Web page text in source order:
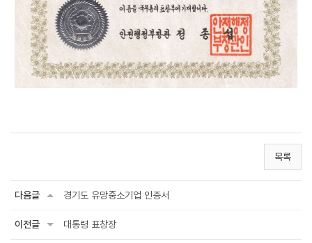
목록
다음글 경기도 유망중소기업 인증서
이전글 대통령 표창장